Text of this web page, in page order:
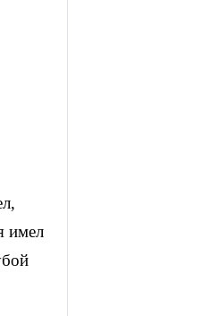
имел